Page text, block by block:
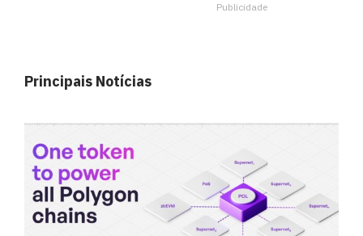
Publicidade
Principais Notícias